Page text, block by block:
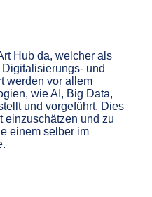
Hub da, welcher als
und
werden vor allem
wie AI, Big Data,
und vorgeführt. Dies
einzuschätzen und zu
einem selber im